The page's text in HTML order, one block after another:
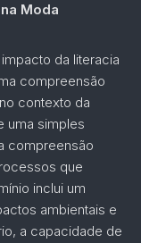
Moda
da literacia
compreensão
contexto da
uma simples
compreensão
que
inclui um
ambientais e
a capacidade de